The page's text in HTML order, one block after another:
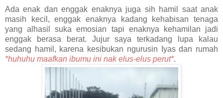
Ada enak dan enggak enaknya juga sih hamil saat anak
masih kecil, enggak enaknya kadang kehabisan tenaga
yang alhasil suka emosian tapi enaknya kehamilan jadi
enggak berasa berat. Jujur saya terkadang lupa kalau
sedang hamil, karena kesibukan ngurusin Iyas dan rumah
*huhuhu maafkan ibumu ini nak elus-elus perut*.